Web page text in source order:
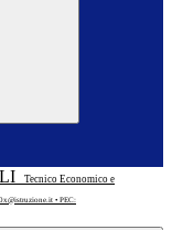
Tecnico Economico e
• PEC: